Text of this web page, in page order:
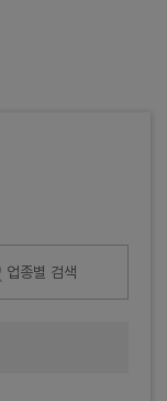
업종별 검색